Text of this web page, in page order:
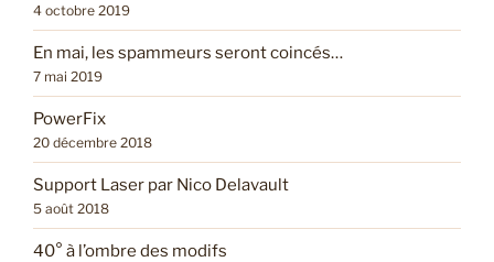
4 octobre 2019
En mai, les spammeurs seront coincés…
7 mai 2019
PowerFix
20 décembre 2018
Support Laser par Nico Delavault
5 août 2018
40° à l’ombre des modifs